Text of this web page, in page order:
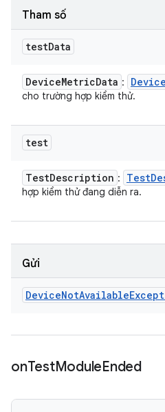
Tham số
testData
DeviceMetricData : Device
cho trường hợp kiểm thử.
test
TestDescription : Test
hợp kiểm thử đang diễn ra.
Gửi
DeviceNotAvailable
onTestModuleEnded